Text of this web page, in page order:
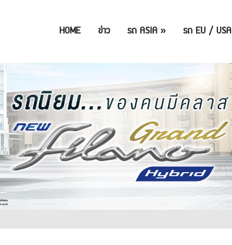
HOME ข่าว รถ ASIA » รถ EU / USA